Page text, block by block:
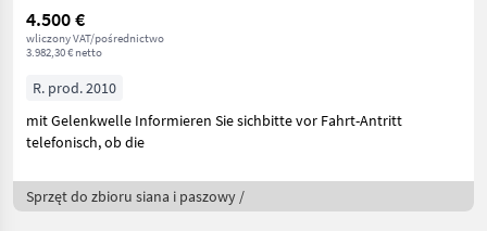
4.500 €
wliczony VAT/pośrednictwo
3.982,30 € netto
R. prod. 2010
mit Gelenkwelle Informieren Sie sichbitte vor Fahrt-Antritt
telefonisch, ob die
Sprzęt do zbioru siana i paszowy /